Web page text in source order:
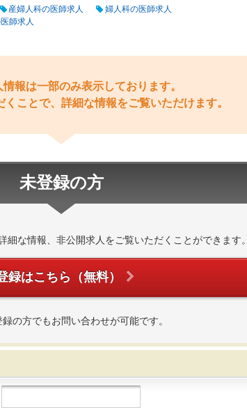
産婦人科の医師求人
婦人科の医師求人
師求人
情報は一部のみ表示しております。
ことで、詳細な情報をご覧いただけます。
未登録の方
細な情報、非公開求人をご覧いただくことができます。
録はこちら（無料）
録の方でもお問い合わせが可能です。